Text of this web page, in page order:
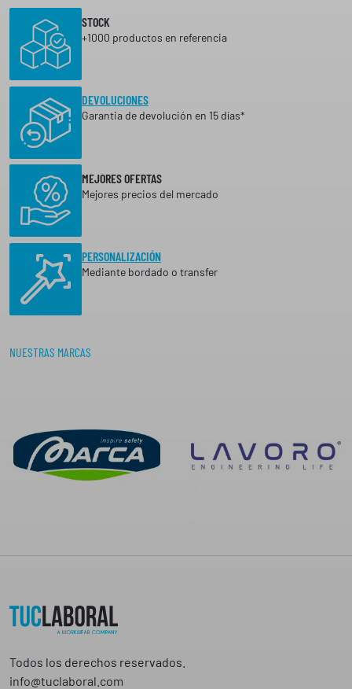
STOCK
+1000 productos en referencia
DEVOLUCIONES
Garantia de devolución en 15 días*
MEJORES OFERTAS
Mejores precios del mercado
PERSONALIZACIÓN
Mediante bordado o transfer
NUESTRAS MARCAS
Todos los derechos reservados.
info@tuclaboral.com